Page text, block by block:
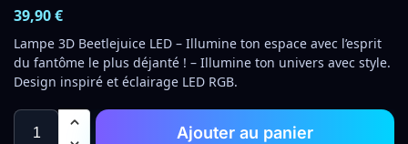
39,90€
Lampe 3D Beetlejuice LED – Illumine ton espace avec l’esprit
du fantôme le plus déjanté ! – Illumine ton univers avec style.
Design inspiré et éclairage LED RGB.
Ajouter au panier